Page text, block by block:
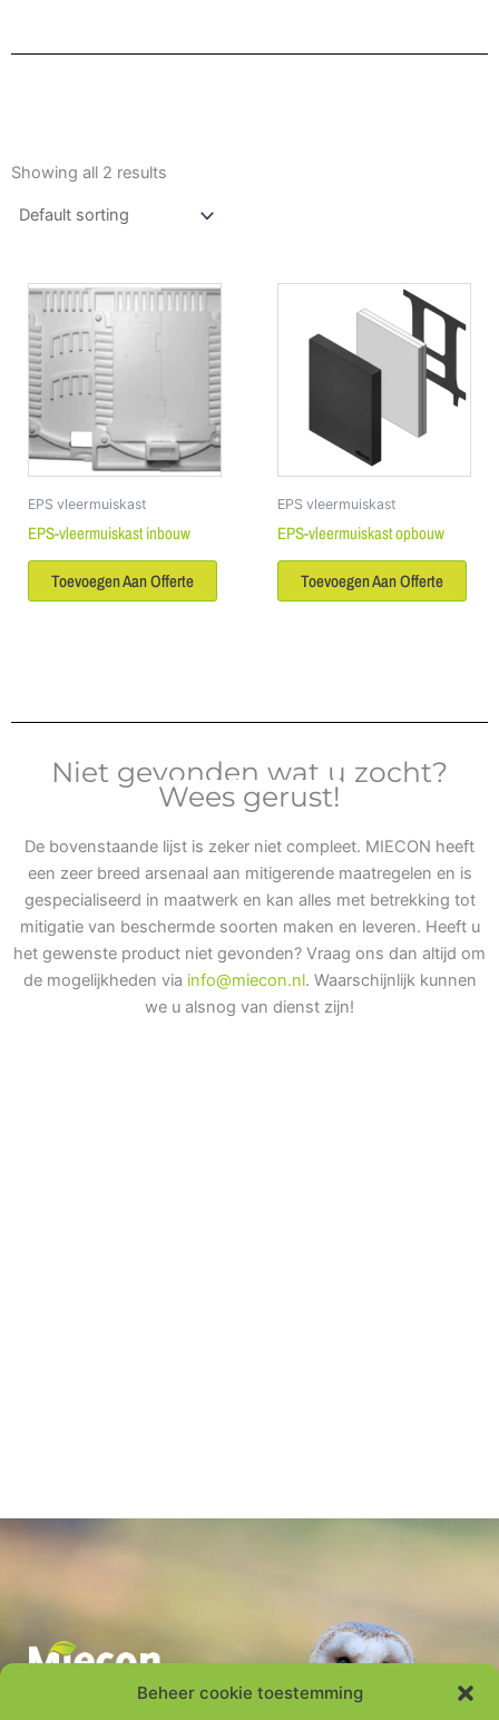
Beheer cookie toestemming
Showing all 2 results
EPS vleermuiskast
EPS-vleermuiskast inbouw
Toevoegen Aan Offerte
EPS vleermuiskast
EPS-vleermuiskast opbouw
Toevoegen Aan Offerte
Niet gevonden wat u zocht?
Wees gerust!
De bovenstaande lijst is zeker niet compleet. MIECON heeft
een zeer breed arsenaal aan mitigerende maatregelen en is
gespecialiseerd in maatwerk en kan alles met betrekking tot
mitigatie van beschermde soorten maken en leveren. Heeft u
het gewenste product niet gevonden? Vraag ons dan altijd om
de mogelijkheden via info@miecon.nl. Waarschijnlijk kunnen
we u alsnog van dienst zijn!